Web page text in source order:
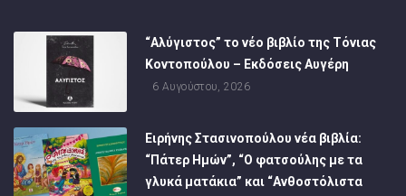
“Αλύγιστος” το νέο βιβλίο της Τόνιας
Κοντοπούλου – Εκδόσεις Αυγέρη
6 Αυγούστου, 2026
Ειρήνης Στασινοπούλου νέα βιβλία:
“Πάτερ Ημών”, “Ο φατσούλης με τα
γλυκά ματάκια” και “Ανθοστόλιστα